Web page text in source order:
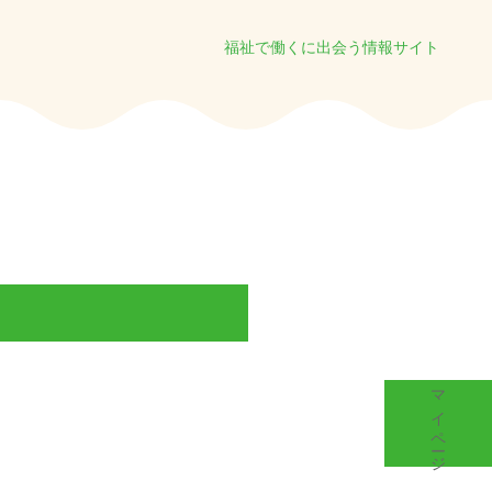
福祉で働くに出会う情報サイト
マイページ